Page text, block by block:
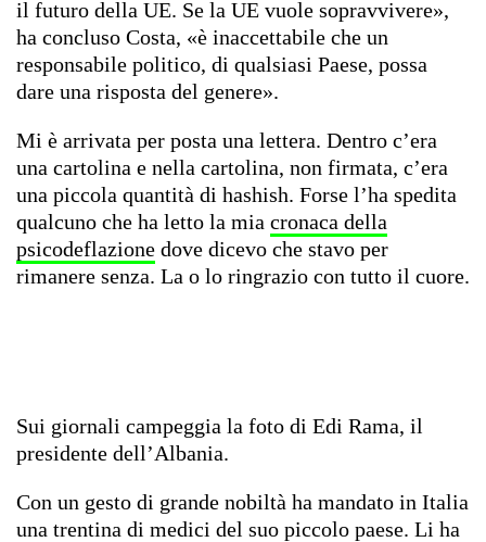
il futuro della UE. Se la UE vuole sopravvivere»,
ha concluso Costa, «è inaccettabile che un
responsabile politico, di qualsiasi Paese, possa
dare una risposta del genere».
Mi è arrivata per posta una lettera. Dentro c’era
una cartolina e nella cartolina, non firmata, c’era
una piccola quantità di hashish. Forse l’ha spedita
qualcuno che ha letto la mia cronaca della
psicodeflazione dove dicevo che stavo per
rimanere senza. La o lo ringrazio con tutto il cuore.
Sui giornali campeggia la foto di Edi Rama, il
presidente dell’Albania.
Con un gesto di grande nobiltà ha mandato in Italia
una trentina di medici del suo piccolo paese. Li ha